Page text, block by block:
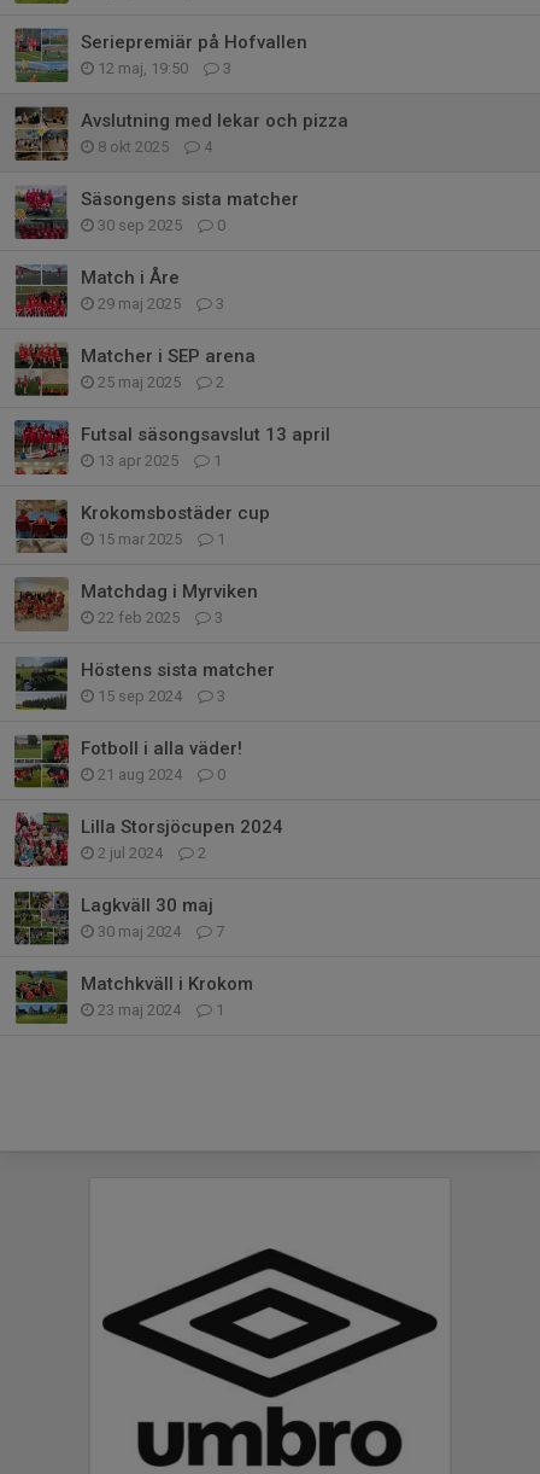
Seriepremiär på Hofvallen
12 maj, 19:50 3
Avslutning med lekar och pizza
8 okt 2025 4
Säsongens sista matcher
30 sep 2025 0
Match i Åre
29 maj 2025 3
Matcher i SEP arena
25 maj 2025 2
Futsal säsongsavslut 13 april
13 apr 2025 1
Krokomsbostäder cup
15 mar 2025 1
Matchdag i Myrviken
22 feb 2025 3
Höstens sista matcher
15 sep 2024 3
Fotboll i alla väder!
21 aug 2024 0
Lilla Storsjöcupen 2024
2 jul 2024 2
Lagkväll 30 maj
30 maj 2024 7
Matchkväll i Krokom
23 maj 2024 1